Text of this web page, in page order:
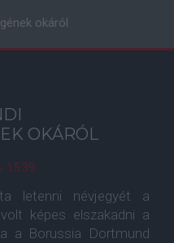
okáról
OKÁRÓL
15:39
letenni névjegyét a
képes elszakadni a
a Borussia Dortmund